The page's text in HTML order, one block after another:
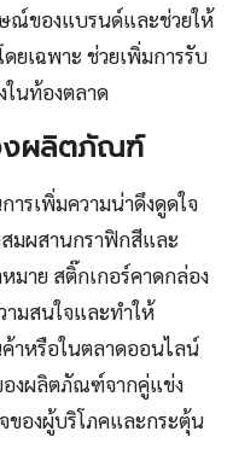
ณ์ของแบรนด์และช่วยให้
เฉพาะ ช่วยเพิ่มการรับ
นท้องตลาด
งผลิตภัณฑ์
รเพิ่มความน่าดึงดูดใจ
มผสานกราฟิกสีและ
มาย สติ๊กเกอร์คาดกล่อง
มสนใจและทำให้
าหรือในตลาดออนไลน์
องผลิตภัณฑ์จากคู่แข่ง
ของผู้บริโภคและกระตุ้น